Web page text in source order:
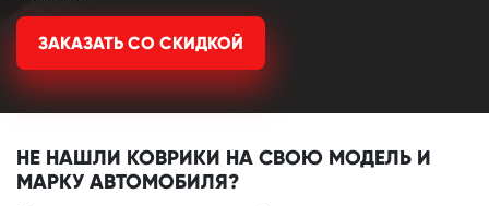
ЗАКАЗАТЬ СО СКИДКОЙ
НЕ НАШЛИ КОВРИКИ НА СВОЮ МОДЕЛЬ И
МАРКУ АВТОМОБИЛЯ?